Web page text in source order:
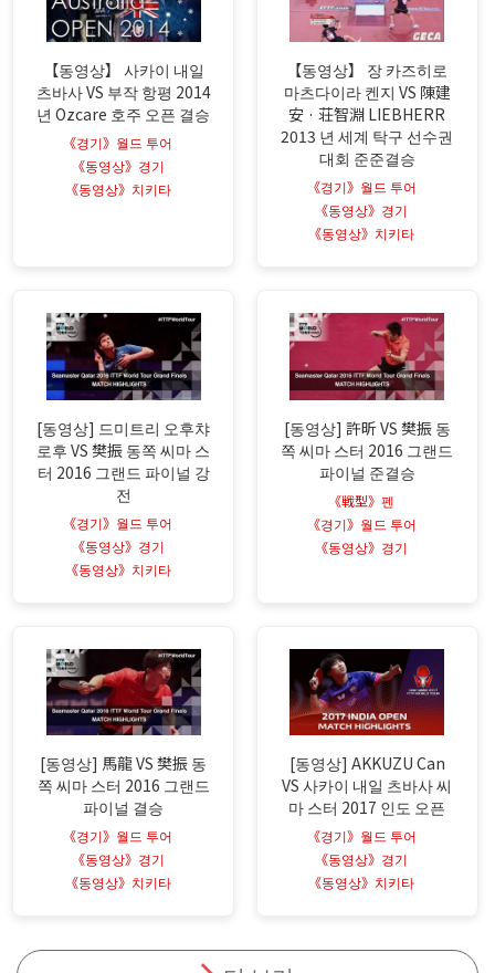
【동영상】 사카이 내일
츠바사 VS 부작 항평 2014
년 Ozcare 호주 오픈 결승
《경기》월드 투어
《동영상》경기
《동영상》치키타
【동영상】 장 카즈히로
마츠다이라 켄지 VS 陳建
安 · 荘智淵 LIEBHERR
2013 년 세계 탁구 선수권
대회 준준결승
《경기》월드 투어
《동영상》경기
《동영상》치키타
[동영상] 드미트리 오후챠
로후 VS 樊振 동쪽 씨마 스
터 2016 그랜드 파이널 강
전
《경기》월드 투어
《동영상》경기
《동영상》치키타
[동영상] 許昕 VS 樊振 동
쪽 씨마 스터 2016 그랜드
파이널 준결승
《戦型》펜
《경기》월드 투어
《동영상》경기
[동영상] 馬龍 VS 樊振 동
쪽 씨마 스터 2016 그랜드
파이널 결승
《경기》월드 투어
《동영상》경기
《동영상》치키타
[동영상] AKKUZU Can
VS 사카이 내일 츠바사 씨
마 스터 2017 인도 오픈
《경기》월드 투어
《동영상》경기
《동영상》치키타